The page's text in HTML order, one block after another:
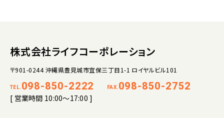
株式会社ライフコーポレーション
〒901-0244 沖縄県豊見城市宜保三丁目1-1 ロイヤルビル101
TEL. 098-850-2222 FAX. 098-850-2752
[ 営業時間 10:00～17:00 ]